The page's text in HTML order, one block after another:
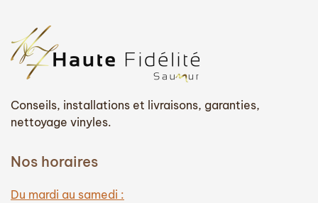
Conseils, installations et livraisons, garanties,
nettoyage vinyles.
Nos horaires
Du mardi au samedi :